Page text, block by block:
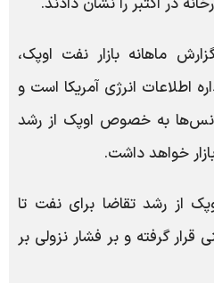
ماهانه بازار نفت اوپک،
اطلاعات انرژی آمریکا است و
به خصوص اوپک از رشد
خواهد داشت.
از رشد تقاضا برای نفت تا
بازبینی قرار گرفته و بر فشار نزولی بر